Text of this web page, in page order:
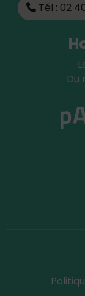
Tél : 02
Du